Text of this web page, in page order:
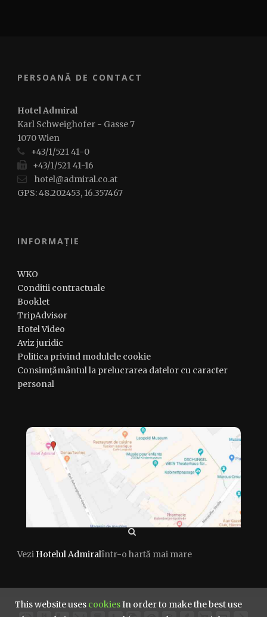
PERSOANĂ DE CONTACT
Hotel Admiral
Karl Schweighofer - Gasse 7
1070 Wien
+43/1/521 41-0
+43/1/521 41-16
hotel@admiral.co.at
GPS: 48.202453, 16.357467
INFORMAȚIE
WKO
Conditii contractuale
Booklet
TripAdvisor
Hotel Video
Aviz juridic
Politica privind modulele cookie
Consimțământul la prelucrarea datelor cu caracter
personal
Vezi Hotelul Admiralîntr-o hartă mai mare
This website uses cookiesIn order to make the best use